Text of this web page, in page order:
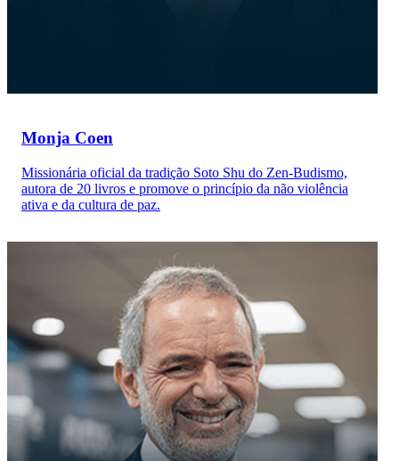
Monja Coen
Missionária oficial da tradição Soto Shu do Zen-Budismo,
autora de 20 livros e promove o princípio da não violência
ativa e da cultura de paz.